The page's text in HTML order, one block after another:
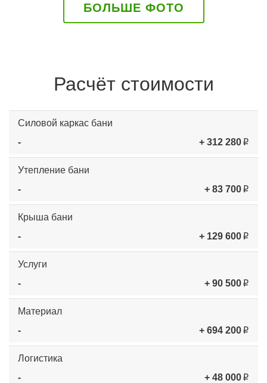
БОЛЬШЕ ФОТО
Расчёт стоимости
Силовой каркас бани
-
+ 312 280
Утепление бани
-
+ 83 700
Крыша бани
-
+ 129 600
Услуги
-
+ 90 500
Материал
-
+ 694 200
Логистика
-
+ 48 000